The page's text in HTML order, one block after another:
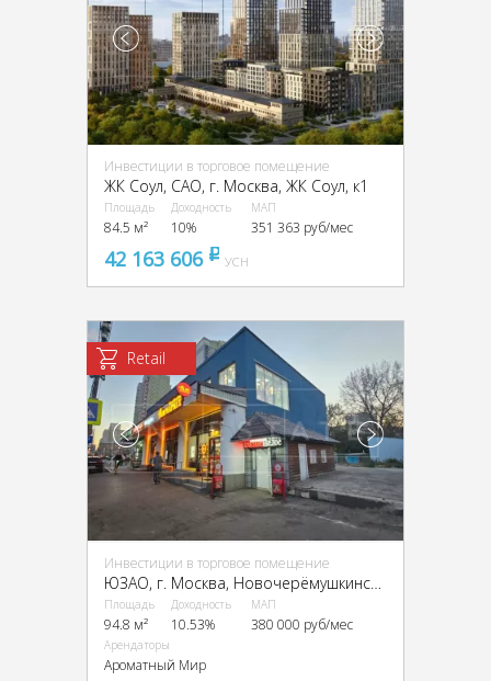
Инвестиции в торговое помещение
ЖК Соул, CАО, г. Москва, ЖК Соул, к1
Площадь
84.5 м²
Доходность
10%
МАП
351 363 руб/мес
42 163 606 pуб
УСН
Retail
Инвестиции в торговое помещение
Площадь
94.8 м²
Доходность
10.53%
МАП
380 000 руб/мес
Арендаторы
Ароматный Мир